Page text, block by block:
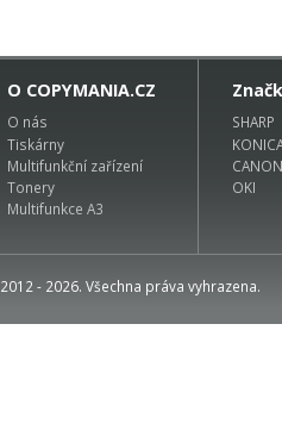
O COPYMANIA.CZ
O nás
Tiskárny
Multifunkční zařízení
Tonery
Multifunkce A3
SHARP
CANON
OKI
2012 - 2026. Všechna práva vyhrazena.